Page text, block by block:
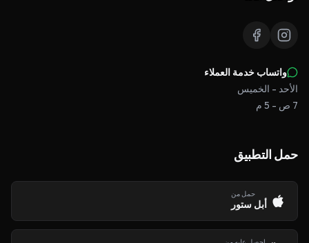
واتساب خدمة العملاء
الأحد - الخميس
7 ص - 5 م
حمل التطبيق
حمل من
أبل ستور